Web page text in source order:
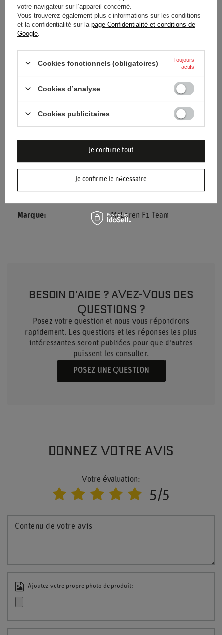
produit dans l'UE
B.V.
Lire la suite
État Nouveaux produits
Genre Mâle
Vestes de printemps
Gris Orange
Groupe d'âge Adultes
Matériel Autre
Marque McLaren F1 Team
BESOIN D'AIDE ? AVEZ-VOUS DES
QUESTIONS ?
Posez votre question et nous vous répondrons
rapidement. Les questions et les réponses les plus
intéressantes seront publiées pour que d'autres
puissent les consulter.
POSEZ UNE QUESTION
DONNEZ VOTRE AVIS
Votre évaluation:
5/5
Contenu de votre avis
Ajoutez votre propre photo de produit:
votre navigateur sur l’appareil concerné.
Vous trouverez également plus d’informations sur les conditions
et la confidentialité sur la page Confidentialité et conditions de
Google
Cookies fonctionnels (obligatoires)
Toujours
actifs
Cookies d’analyse
Cookies publicitaires
Je confirme le nécessaire
Je confirme tout